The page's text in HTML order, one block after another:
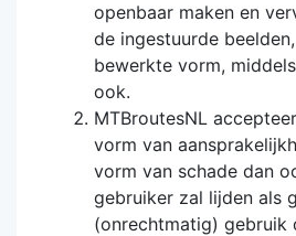
openbaar maken en
de ingestuurde
bewerkte vorm,
ook.
MTBroutesNL
vorm van
vorm van schade dan
gebruiker zal lijden als
(onrechtmatig) gebruik